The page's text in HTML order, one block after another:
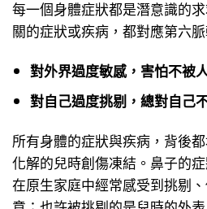
每一個身體症狀都是潛意識的
關的症狀或疾病，都對應第六
對外界過度敏感，害怕不被
對自己過度挑剔，總對自己
所有身體的症狀與疾病，背後
化解的兒時創傷凍結。鼻子的
在原生家庭中經常感受到挑剔